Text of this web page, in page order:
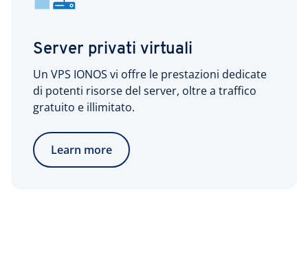
Server privati virtuali
Un VPS IONOS vi offre le prestazioni dedicate
di potenti risorse del server, oltre a traffico
gratuito e illimitato.
Learn more